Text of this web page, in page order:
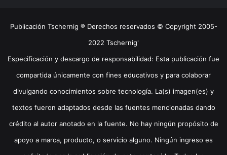
Publicación Tschernig ® Derechos reservados © Copyright 2005-
2022 Tschernig'
Especificación y descargo de responsabilidad: Esta publicación fue
compartida únicamente con fines educativos y para colaborar
divulgando conocimientos sobre tecnología. La(s) imagen(es) y
textos fueron adaptados desde las fuentes mencionadas dando
crédito al autor anotado en la fuente. No hay ningún propósito de
apoyo a marca, producto, o servicio alguno. Ningún ingreso es